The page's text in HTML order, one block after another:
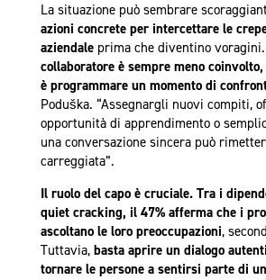
La situazione può sembrare
azioni concrete per intercettare le
aziendaleprima che diventino voragini.
collaboratore è sempre meno
è programmare un momento di
Poduška. “Assegnargli nuovi compiti,
opportunità di apprendimento o
una conversazione sincera può
carreggiata”.
Il ruolo del capo è cruciale. Tra i
quiet cracking, il 47% afferma che i
ascoltano le loro preoccupazioni,
Tuttavia, basta aprire un dialogo
tornare le persone a sentirsi parte di